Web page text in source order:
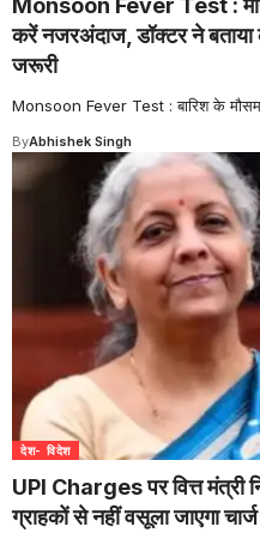
Monsoon Fever Test :
करें नजरअंदाज, डॉक्टर ने
जरूरी
Monsoon Fever Test : बारिश के
ByAbhishek Singh
देश- विदेश
UPI Charges पर वित्त मंत्री
ग्राहकों से नहीं वसूला जाएगा चार्ज